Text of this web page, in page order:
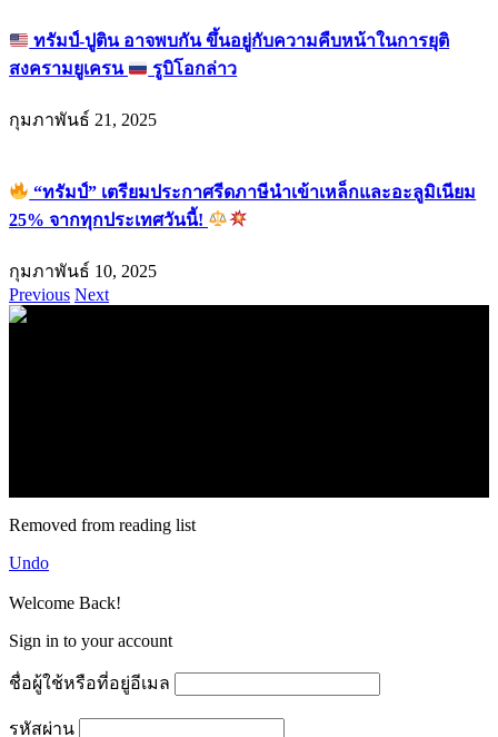
ทรัมป์-ปูติน อาจพบกัน ขึ้นอยู่กับความคืบหน้าในการยุติ
สงครามยูเครน
รูบิโอกล่าว
กุมภาพันธ์ 21, 2025
“ทรัมป์” เตรียมประกาศรีดภาษีนำเข้าเหล็กและอะลูมิเนียม
25% จากทุกประเทศวันนี้!
กุมภาพันธ์ 10, 2025
Previous Next
Removed from reading list
Undo
Welcome Back!
Sign in to your account
ชื่อผู้ใช้หรือที่อยู่อีเมล
รหัสผ่าน